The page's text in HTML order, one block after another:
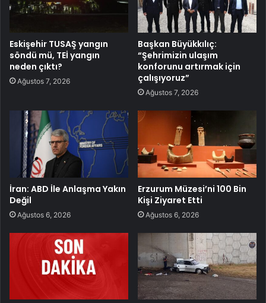
Eskişehir TUSAŞ yangın
söndü mü, TEİ yangın
neden çıktı?
Ağustos 7, 2026
Başkan Büyükkılıç:
“Şehrimizin ulaşım
konforunu artırmak için
çalışıyoruz”
Ağustos 7, 2026
İran: ABD İle Anlaşma Yakın
Değil
Ağustos 6, 2026
Erzurum Müzesi’ni 100 Bin
Kişi Ziyaret Etti
Ağustos 6, 2026